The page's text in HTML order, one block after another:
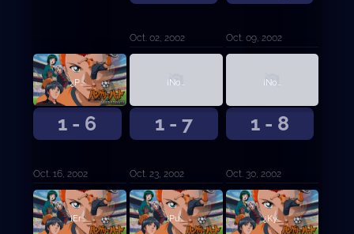
Oct. 02, 2002 Oct. 09, 2002
1 - 6
¿Por qué tienes que ser un delantero?
Oct. 16, 2002
1 - 7
¡No subestimes el fútbol! Parte 1
Oct. 23, 2002
1 - 8
¡No subestimes el fútbol! Parte 2
Oct. 30, 2002
¡Eres un hombre! ¿De qué te encoges? ¡Puedo verlo! ¡Puedo verlo claramente! ¿Kyosuke-kun es el punto débil de Akanegaoka?